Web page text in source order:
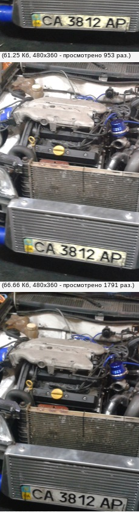
(61.25 Кб, 480x360 - просмотрено 953 раз.)
(66.66 Кб, 480x360 - просмотрено 1791 раз.)